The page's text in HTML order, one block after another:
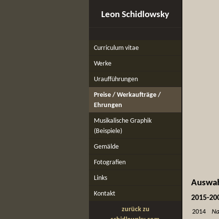
Leon Schidlowsky
Curriculum vitae
Werke
Uraufführungen
Preise / Werkaufträge /
Ehrungen
Musikalische Graphik
(Beispiele)
Gemälde
Fotografien
Links
Kontakt
zurück zu
2015-
2014